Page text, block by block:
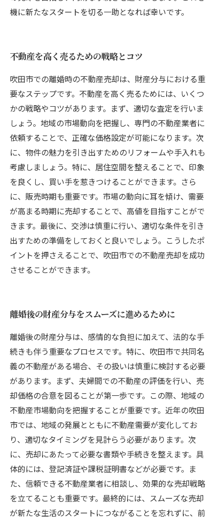
機に新たなスタートを切る一助となれば幸いです。
不動産を高く売るための戦略とコツ
吹田市での離婚時の不動産売却は、財産分与における重
要なステップです。不動産を高く売るためには、いくつ
かの戦略やコツがあります。まず、適切な査定を行いま
しょう。地域の市場動向を把握し、専門の不動産業者に
依頼することで、正確な価格設定が可能になります。次
に、物件の魅力を引き出すためのリフォームや手入れも
考慮しましょう。特に、居住空間を整えることで、印象
を良くし、買い手を惹きつけることができます。さら
に、販売時期も重要です。市場の動向に耳を傾け、需要
が高まる時期に売却することで、高値を目指すことがで
きます。最後に、交渉は慎重に行い、適切な条件を引き
出すための準備をしておくと良いでしょう。こうしたポ
イントを押さえることで、吹田市での不動産売却を成功
させることができます。
離婚後の財産分与をスムーズに進めるために
離婚後の財産分与は、感情的な負担に加えて、法的な手
続きも伴う重要なプロセスです。特に、吹田市で共同名
義の不動産がある場合、その扱いは慎重に検討する必要
があります。まず、夫婦間での不動産の評価を行い、売
却価格の合意を図ることが第一歩です。この際、地域の
不動産市場動向を把握することが重要です。近年の吹田
市では、地域の発展とともに不動産需要が変化してお
り、適切なタイミングを見計らう必要があります。次
に、売却にあたって必要な書類や手続きを整えます。具
体的には、登記済証や課税証明書などが必要です。ま
た、信頼できる不動産業者に相談し、効果的な売却戦略
を立てることも重要です。最終的には、スムーズな売却
が新たな生活のスタートにつながることを忘れずに、前